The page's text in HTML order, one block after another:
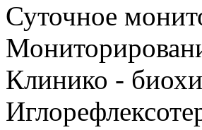
Суточное
Клинико -